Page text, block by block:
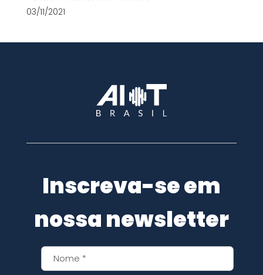
03/11/2021
Inscreva-se em
nossa newsletter